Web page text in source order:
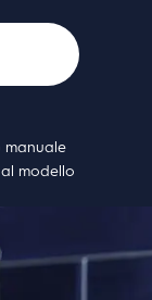
manuale
modello